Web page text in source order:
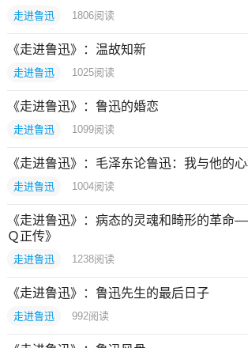
走进鲁迅 1806阅读
《走进鲁迅》：温故知新
走进鲁迅 1025阅读
《走进鲁迅》：鲁迅的婚恋
走进鲁迅 1099阅读
《走进鲁迅》：毛泽东论鲁迅：我与他的
走进鲁迅 1004阅读
《走进鲁迅》：病态的灵魂和畸形的革
Ｑ正传》
走进鲁迅 1238阅读
《走进鲁迅》：鲁迅先生的最后日子
走进鲁迅 992阅读